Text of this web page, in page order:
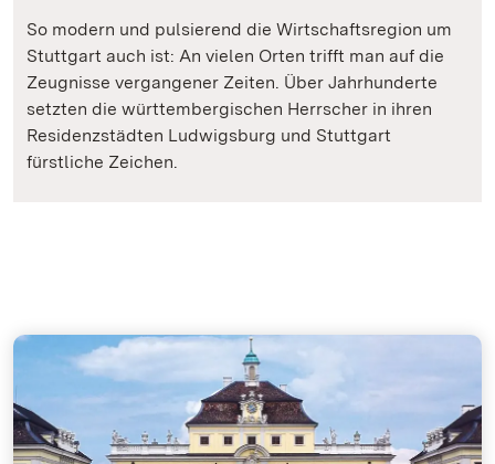
So modern und pulsierend die Wirtschaftsregion um
Stuttgart auch ist: An vielen Orten trifft man auf die
Zeugnisse vergangener Zeiten. Über Jahrhunderte
setzten die württembergischen Herrscher in ihren
Residenzstädten Ludwigsburg und Stuttgart
fürstliche Zeichen.